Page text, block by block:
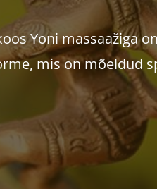
Yoni massaažiga
mis on mõeldud